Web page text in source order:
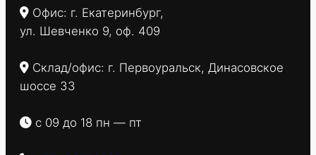
Офис: г. Екатеринбург,
ул. Шевченко 9, оф. 409
Склад/офис: г. Первоуральск, Динасовское
шоссе 33
с 09 до 18 пн — пт